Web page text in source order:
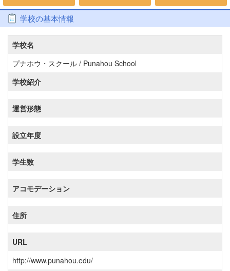
学校の基本情報
学校名
プナホウ・スクール / Punahou School
学校紹介
運営形態
設立年度
学生数
アコモデーション
住所
URL
http://www.punahou.edu/